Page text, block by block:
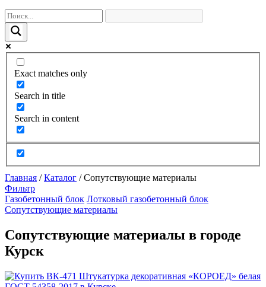
Exact matches only
Search in title
Search in content
Главная /Каталог /Сопутствующие материалы
Фильтр
Газобетонный блок Лотковый газобетонный блок
Сопутствующие материалы
Сопутствующие материалы в городе
Курск